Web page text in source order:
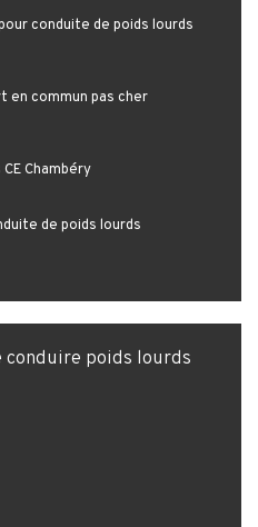
conduite de poids lourds
en commun pas cher
Chambéry
de poids lourds
conduire poids lourds